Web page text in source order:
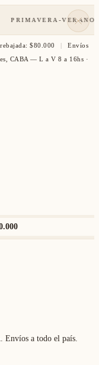
VERANO '27
$80.000 |
Envíos
CABA — L a V 8 a 16hs ·
Envíos a todo el país.
Cerca
de